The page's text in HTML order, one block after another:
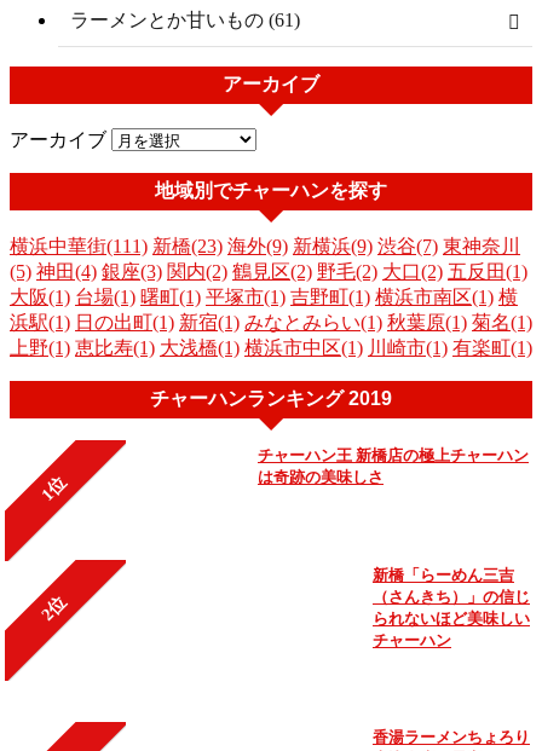
ラーメンとか甘いもの (61)
アーカイブ
アーカイブ
地域別でチャーハンを探す
横浜中華街(111) 新橋(23) 海外(9) 新横浜(9) 渋谷(7) 東神奈川
(5) 神田(4) 銀座(3) 関内(2) 鶴見区(2) 野毛(2) 大口(2) 五反田(1)
大阪(1) 台場(1) 曙町(1) 平塚市(1) 吉野町(1) 横浜市南区(1) 横
浜駅(1) 日の出町(1) 新宿(1) みなとみらい(1) 秋葉原(1) 菊名(1)
上野(1) 恵比寿(1) 大浅橋(1) 横浜市中区(1) 川崎市(1) 有楽町(1)
チャーハンランキング 2019
1位
チャーハン王 新橋店の極上チャーハン
は奇跡の美味しさ
2位
新橋「らーめん三吉
（さんきち）」の信じ
られないほど美味しい
チャーハン
香湯ラーメンちょろり